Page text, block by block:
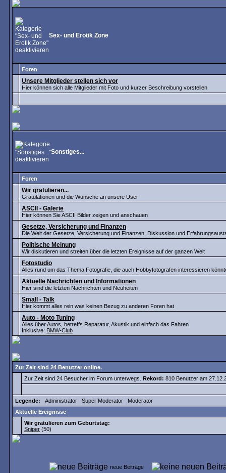
Sex- und Erotik Zone
Foren
Unsere Mitglieder stellen sich vor
Hier können sich alle Mitglieder mit Foto und kurzer Beschreibung vorstellen
Sonstiges...
Foren
Wir gratulieren...
Gratulationen und die Wünsche an unsere User
ASCII - Galerie
Hier können Sie ASCII Bilder zeigen und anschauen
Gesetze, Versicherung und Finanzen
Die Welt der Gesetze, Versicherung und Finanzen. Diskussion und
Politische Meinung
Wir diskutieren und streiten über die letzten Ereignisse auf der ganzen Welt
Fotostudio
Alles rund um das Thema Fotografie, die auch Hobbyfotografen interessieren
Aktuelle Nachrichten und Informationen
Hier sind die letzten Nachrichten und Neuheiten
Small - Talk
Hier kommt alles rein was keinen Bezug zu anderen Foren hat
Auto - Moto Tuning
Alles über Autos, betreffs Reparatur, Akustik und einfach das Fahren
Inklusive: BMW-Club
Zur Zeit sind 24 Benutzer online.
Zur Zeit sind 24 Besucher im Forum unterwegs. Rekord: 810 Benutzer am
Legende: Administrator Super Moderator
Moderator
Aktuelle Ereignisse
Wir gratulieren zum Geburtstag:
Sniper (50)
neue Beiträge